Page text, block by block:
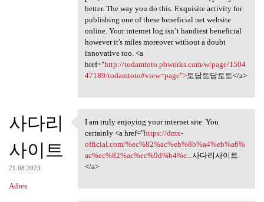
better. The way you do this. Exquisite activity for
publishing one of these beneficial net website
online. Your internet log isn’t handiest beneficial
however it's miles moreover without a doubt
innovative too. <a
href="http://todamtoto.pbworks.com/w/page/1504
47189/todamtoto#view=page">토담토담토토</a>
사다리
사이트
21.08.2023
Adres
I am truly enjoying your
I am truly enjoying your internet site. You
certainly <a href="https://dmx-
official.com/%ec%82%ac%eb%8b%a4%eb%a6%
ac%ec%82%ac%ec%9d%b4%e...사다리사이트
</a>